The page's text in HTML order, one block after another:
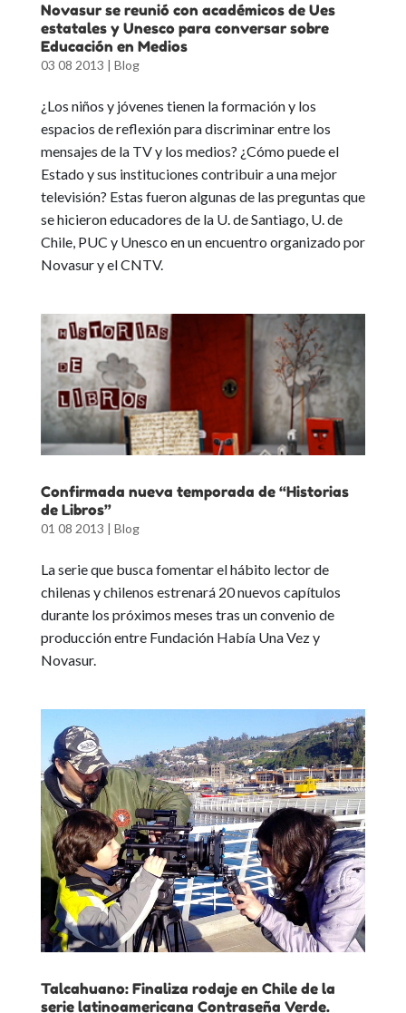
Novasur se reunió con académicos de Ues
estatales y Unesco para conversar sobre
Educación en Medios
03 08 2013 | Blog
¿Los niños y jóvenes tienen la formación y los
espacios de reflexión para discriminar entre los
mensajes de la TV y los medios? ¿Cómo puede el
Estado y sus instituciones contribuir a una mejor
televisión? Estas fueron algunas de las preguntas que
se hicieron educadores de la U. de Santiago, U. de
Chile, PUC y Unesco en un encuentro organizado por
Novasur y el CNTV.
Confirmada nueva temporada de “Historias
de Libros”
01 08 2013 | Blog
La serie que busca fomentar el hábito lector de
chilenas y chilenos estrenará 20 nuevos capítulos
durante los próximos meses tras un convenio de
producción entre Fundación Había Una Vez y
Novasur.
Talcahuano: Finaliza rodaje en Chile de la
serie latinoamericana Contraseña Verde.